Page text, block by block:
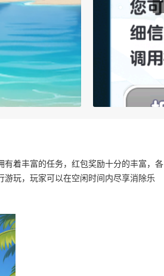
着丰富的任务，红包奖励十分的丰富，各
玩，玩家可以在空闲时间内尽享消除乐